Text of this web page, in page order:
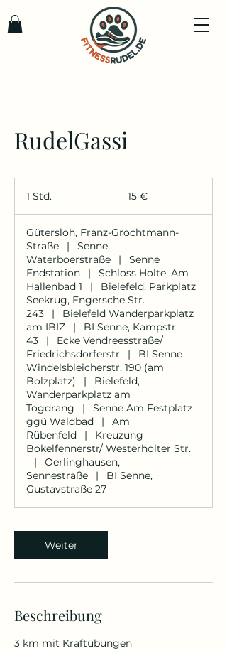
RudelGassi
1 Std.
d
15 €
Gütersloh, Franz-Grochtmann-
Straße
|
Senne,
Waterboerstraße
|
Senne
Endstation
|
Schloss Holte, Am
Hallenbad 1
|
Bielefeld, Parkplatz
Seekrug, Engersche Str.
243
|
Bielefeld Wanderparkplatz
am IBIZ
|
BI Senne, Kampstr.
43
|
Ecke Vendreesstraße/
Friedrichsdorferstr
|
BI Senne
Windelsbleicherstr. 190 (am
Bolzplatz)
|
Bielefeld,
Wanderparkplatz am
Togdrang
|
Senne Am Festplatz
ggü Waldbad
|
Am
Rübenfeld
|
Kreuzung
Bokelfennerstr/ Westerholter Str.
|
Oerlinghausen,
Sennestraße
|
BI Senne,
Gustavstraße 27
Weiter
Beschreibung
3 km mit Kraftübungen